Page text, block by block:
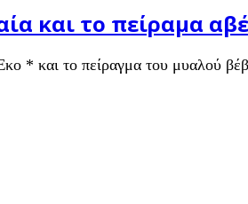
και το πείραμα
* και το πείραγμα του μυαλού